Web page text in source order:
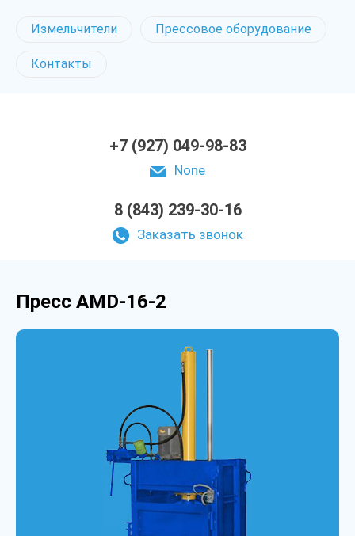
Измельчители Прессовое оборудование
Контакты
+7 (927) 049-98-83
None
8 (843) 239-30-16
Заказать звонок
Пресс AMD-16-2